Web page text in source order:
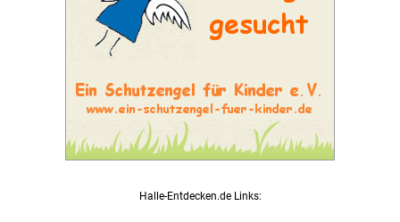
Halle-Entdecken.de Links: